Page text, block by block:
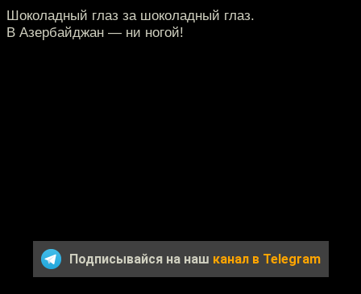
Шоколадный глаз за шоколадный глаз.
В Азербайджан — ни ногой!
Подписывайся на наш канал в Telegram